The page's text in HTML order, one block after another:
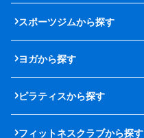
スポーツジムから探す
ヨガから探す
ピラティスから探す
フィットネスクラブから探す